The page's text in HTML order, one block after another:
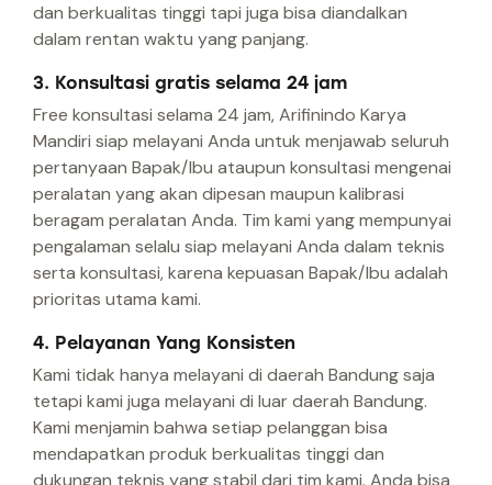
dan berkualitas tinggi tapi juga bisa diandalkan
dalam rentan waktu yang panjang.
3. Konsultasi gratis selama 24 jam
Free konsultasi selama 24 jam, Arifinindo Karya
Mandiri siap melayani Anda untuk menjawab seluruh
pertanyaan Bapak/Ibu ataupun konsultasi mengenai
peralatan yang akan dipesan maupun kalibrasi
beragam peralatan Anda. Tim kami yang mempunyai
pengalaman selalu siap melayani Anda dalam teknis
serta konsultasi, karena kepuasan Bapak/Ibu adalah
prioritas utama kami.
4. Pelayanan Yang Konsisten
Kami tidak hanya melayani di daerah Bandung saja
tetapi kami juga melayani di luar daerah Bandung.
Kami menjamin bahwa setiap pelanggan bisa
mendapatkan produk berkualitas tinggi dan